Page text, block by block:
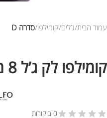
עמוד הבית ג’לים קומילפו סדרה D
קומילפו לק ג’ל 8 מ”ל – D146
0 ביקורות